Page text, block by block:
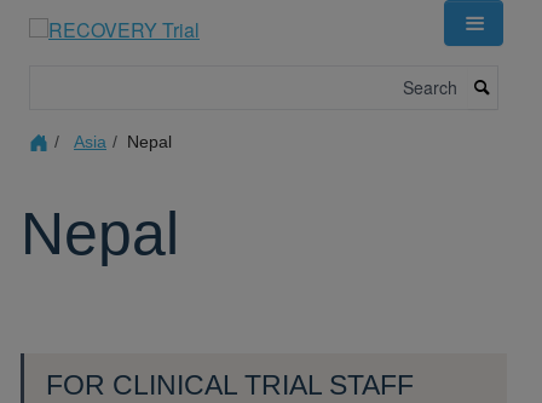
Skip
Asia Nepal
Nepal
FOR CLINICAL TRIAL STAFF